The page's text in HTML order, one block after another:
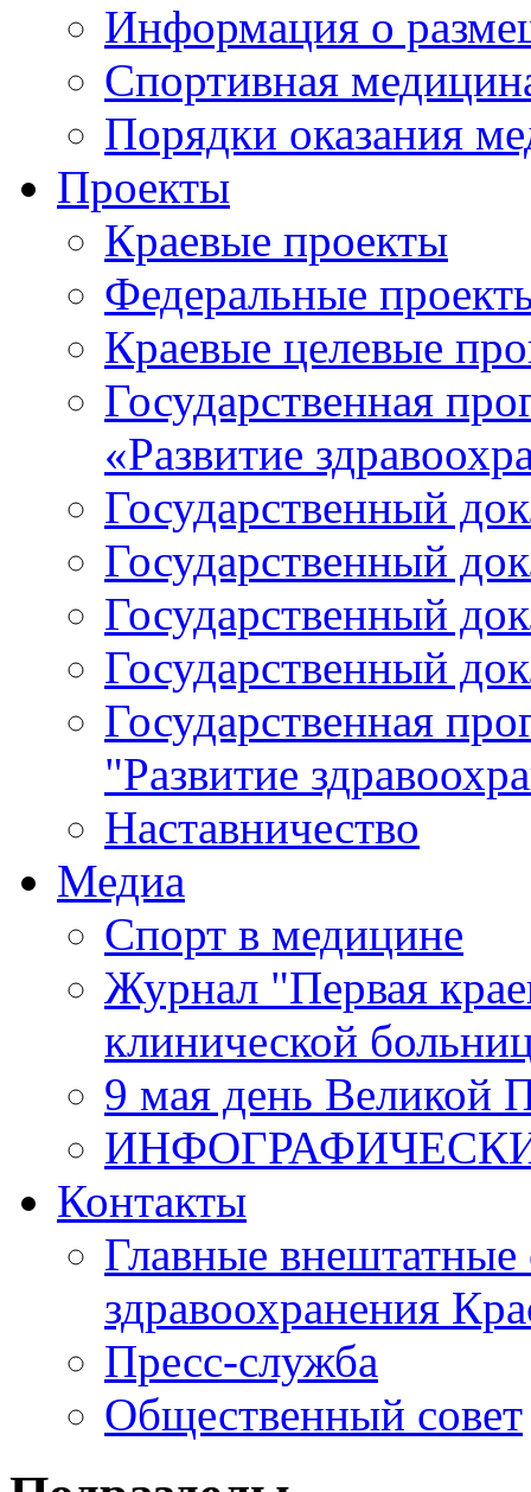
Информация о
Спортивная
Порядки оказания
Проекты
Краевые проекты
Федеральные
Краевые целевые
Государственная
«Развитие
Государственный
Государственный
Государственный
Государственный
Государственная
"Развитие
Наставничество
Медиа
Спорт в медицине
Журнал "Первая
клинической
9 мая день Великой
Контакты
Главные внештатные
здравоохранения
Пресс-служба
Общественный совет